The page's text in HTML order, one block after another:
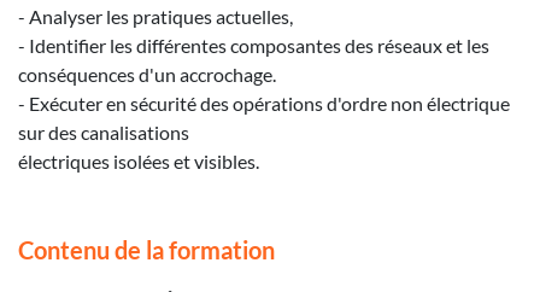
- Analyser les pratiques actuelles,
- Identifier les différentes composantes des réseaux et les
conséquences d'un accrochage.
- Exécuter en sécurité des opérations d'ordre non électrique
sur des canalisations
électriques isolées et visibles.
Contenu de la formation